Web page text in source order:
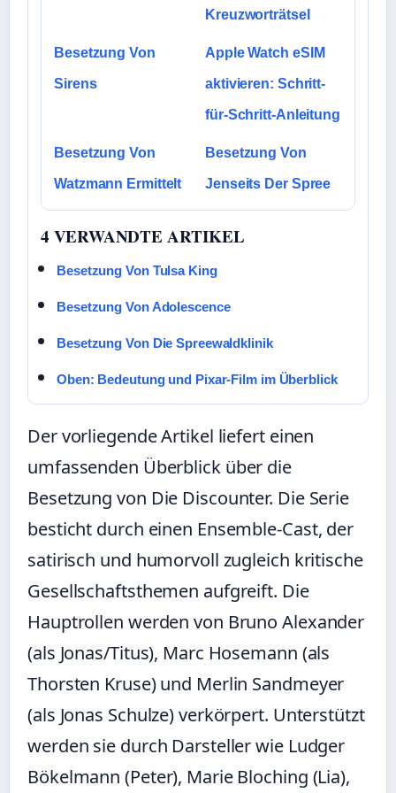
Kreuzworträtsel
Besetzung Von
Sirens
Apple Watch eSIM
aktivieren: Schritt-
für-Schritt-Anleitung
Besetzung Von
Watzmann Ermittelt
Besetzung Von
Jenseits Der Spree
4 VERWANDTE ARTIKEL
Besetzung Von Tulsa King
Besetzung Von Adolescence
Besetzung Von Die Spreewaldklinik
Oben: Bedeutung und Pixar-Film im Überblick
Der vorliegende Artikel liefert einen
umfassenden Überblick über die
Besetzung von Die Discounter. Die Serie
besticht durch einen Ensemble-Cast, der
satirisch und humorvoll zugleich kritische
Gesellschaftsthemen aufgreift. Die
Hauptrollen werden von Bruno Alexander
(als Jonas/Titus), Marc Hosemann (als
Thorsten Kruse) und Merlin Sandmeyer
(als Jonas Schulze) verkörpert. Unterstützt
werden sie durch Darsteller wie Ludger
Bökelmann (Peter), Marie Bloching (Lia),